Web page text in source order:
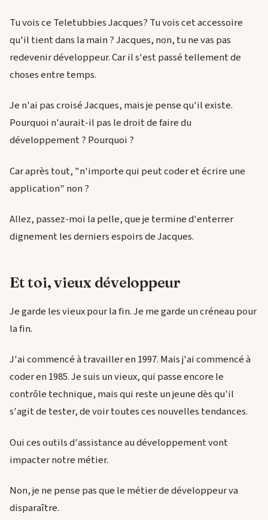
Tu vois ce Teletubbies Jacques? Tu vois cet accessoire
qu'il tient dans la main ? Jacques, non, tu ne vas pas
redevenir développeur. Car il s'est passé tellement de
choses entre temps.
Je n'ai pas croisé Jacques, mais je pense qu'il existe.
Pourquoi n'aurait-il pas le droit de faire du
développement ? Pourquoi ?
Car après tout, "n'importe qui peut coder et écrire une
application" non ?
Allez, passez-moi la pelle, que je termine d'enterrer
dignement les derniers espoirs de Jacques.
Et toi, vieux développeur
Je garde les vieux pour la fin. Je me garde un créneau pour
la fin.
J'ai commencé à travailler en 1997. Mais j'ai commencé à
coder en 1985. Je suis un vieux, qui passe encore le
contrôle technique, mais qui reste un jeune dès qu'il
s'agit de tester, de voir toutes ces nouvelles tendances.
Oui ces outils d'assistance au développement vont
impacter notre métier.
Non, je ne pense pas que le métier de développeur va
disparaître.